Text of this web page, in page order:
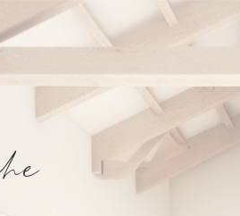
e